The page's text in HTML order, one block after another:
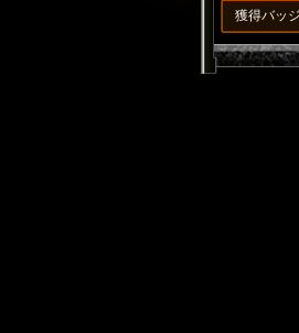
獲得バッ